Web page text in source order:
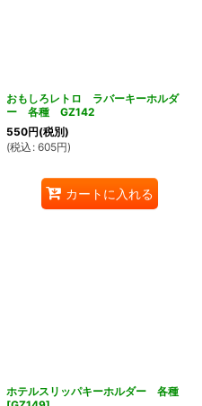
おもしろレトロ ラバーキーホルダ
ー 各種 GZ142
550円(税別)
(税込 : 605円)
カートに入れる
ホテルスリッパキーホルダー 各種